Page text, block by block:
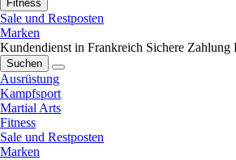
Fitness
Sale und Restposten
Marken
Kundendienst in Frankreich Sichere Zahlung
Suchen
Ausrüstung
Kampfsport
Martial Arts
Fitness
Sale und Restposten
Marken